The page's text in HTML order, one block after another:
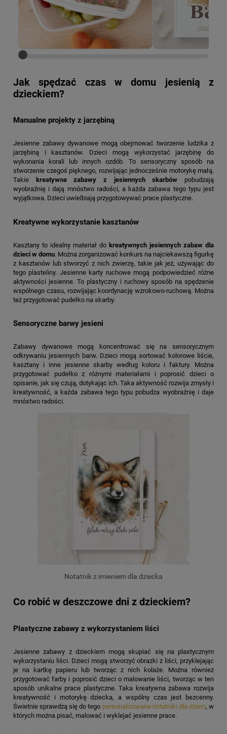
Jak spędzać czas w domu jesienią z
dzieckiem?
Manualne projekty z jarzębiną
Jesienne zabawy dywanowe mogą obejmować tworzenie ludzika z
jarzębiną i kasztanów. Dzieci mogą wykorzystać jarzębinę do
wykonania korali lub innych ozdób. To sensoryczny sposób na
stworzenie czegoś pięknego, rozwijając jednocześnie motorykę małą.
Takie
kreatywne zabawy z jesiennych skarbów pobudzają
wyobraźnię i dają mnóstwo radości, a każda zabawa tego typu jest
wyjątkowa. Dzieci uwielbiają przygotowywać prace plastyczne.
Kreatywne wykorzystanie kasztanów
Kasztany to idealny materiał do kreatywnych jesiennych zabaw dla
dzieci w domu. Można zorganizować konkurs na najciekawszą figurkę
z kasztanów lub stworzyć z nich zwierzę, takie jak jeż, używając do
tego plasteliny. Jesienne karty ruchowe mogą podpowiedzieć różne
aktywności jesienne. To plastyczny i ruchowy sposób na spędzenie
wspólnego czasu, rozwijając koordynację wzrokowo-ruchową. Można
też przygotować pudełko na skarby.
Sensoryczne barwy jesieni
Zabawy dywanowe mogą koncentrować się na sensorycznym
odkrywaniu jesiennych barw. Dzieci mogą sortować kolorowe liście,
kasztany i inne jesienne skarby według koloru i faktury. Można
przygotować pudełko z różnymi materiałami i poprosić dzieci o
opisanie, jak się czują, dotykając ich. Taka aktywność rozwija zmysły i
kreatywność, a każda zabawa tego typu pobudza wyobraźnię i daje
mnóstwo radości.
Notatnik z imieniem dla dziecka
Co robić w deszczowe dni z dzieckiem?
Plastyczne zabawy z wykorzystaniem liści
Jesienne zabawy z dzieckiem mogą skupiać się na plastycznym
wykorzystaniu liści. Dzieci mogą stworzyć obrazki z liści, przyklejając
je na kartkę papieru lub tworząc z nich kolaże. Można również
przygotować farby i poprosić dzieci o malowanie liści, tworząc w ten
sposób unikalne prace plastyczne. Taka kreatywna zabawa rozwija
kreatywność i motorykę dziecka, a wspólny czas jest bezcenny.
Świetnie sprawdzą się do tego personalizowane notatniki dla dzieci, w
których można pisać, malować i wyklejać jesienne prace.